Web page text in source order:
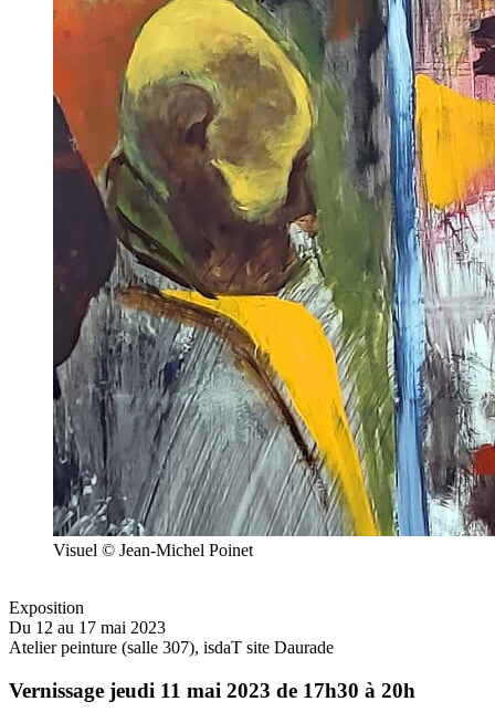
Visuel © Jean-Michel Poinet
Exposition
Du 12 au 17 mai 2023
Atelier peinture (salle 307), isdaT site Daurade
Vernissage jeudi 11 mai 2023 de 17h30 à 20h